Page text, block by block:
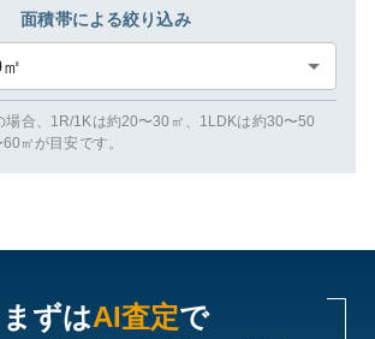
面積帯による絞り込み
㎡
合、1R/1Kは約20〜30㎡、1LDKは約30〜50
㎡が目安です。
まずはAI査定で